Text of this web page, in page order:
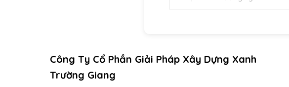
Công Ty Cổ Phần Giải Pháp Xây Dựng Xanh
Trường Giang